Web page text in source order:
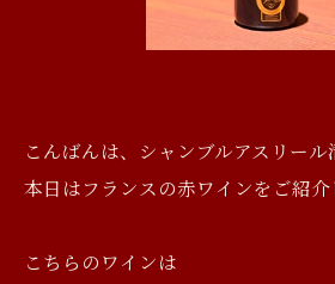
こんばんは、シャンブルアスリール
本日はフランスの赤ワインをご紹介
こちらのワインは